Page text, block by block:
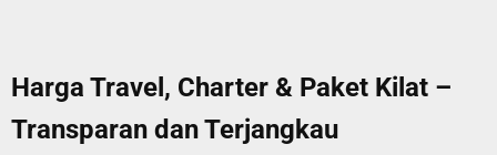
Harga Travel, Charter & Paket Kilat –
Transparan dan Terjangkau